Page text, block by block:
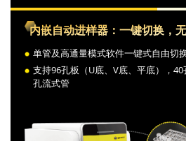
内嵌自动进样器：一键切换，
单管及高通量模式软件一键式自由切
支持96孔板（U底、V底、平底），
孔流式管